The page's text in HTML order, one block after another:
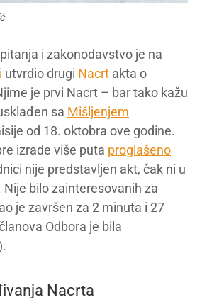
i zakonodavstvo je na
utvrdio drugi Nacrt akta o
je prvi Nacrt – bar tako kažu
sa Mišljenjem
od 18. oktobra ove godine.
izrade više puta proglašeno
nije predstavljen akt, čak ni u
bilo zainteresovanih za
je završen za 2 minuta i 27
Odbora je bila
Nacrta